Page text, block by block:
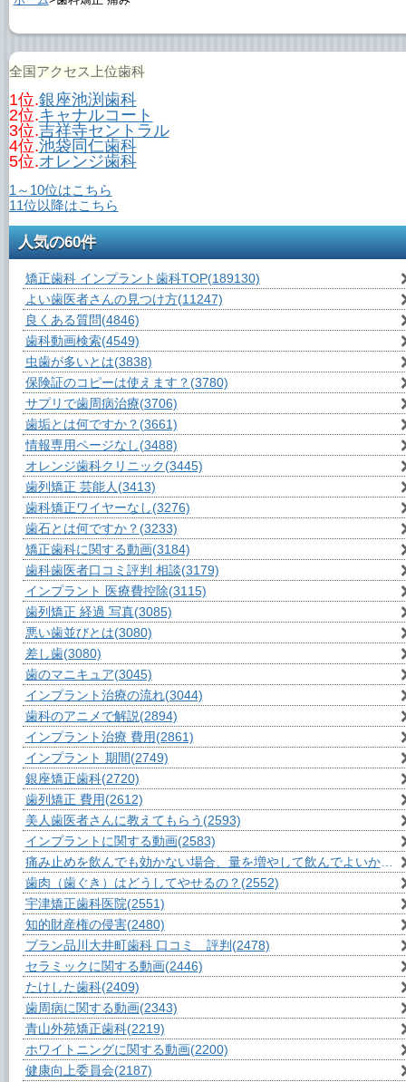
全国アクセス上位歯科
1位.銀座池渕歯科
2位.キャナルコート
3位.吉祥寺セントラル
4位.池袋同仁歯科
5位.オレンジ歯科
1～10位はこちら
11位以降はこちら
人気の60件
矯正歯科 インプラント歯科TOP(189130)
よい歯医者さんの見つけ方(11247)
良くある質問(4846)
歯科動画検索(4549)
虫歯が多いとは(3838)
保険証のコピーは使えます？ (3780)
サプリで歯周病治療(3706)
歯垢とは何ですか？ (3661)
情報専用ページなし(3488)
オレンジ歯科クリニック(3445)
歯列矯正 芸能人 (3413)
歯科矯正ワイヤーなし(3276)
歯石とは何ですか？ (3233)
矯正歯科に関する動画(3184)
歯科歯医者口コミ評判 相談(3179)
インプラント 医療費控除(3115)
歯列矯正 経過 写真(3085)
悪い歯並びとは(3080)
差し歯(3080)
歯のマニキュア(3045)
インプラント治療の流れ(3044)
歯科のアニメで解説(2894)
インプラント治療 費用(2861)
インプラント 期間(2749)
銀座矯正歯科(2720)
歯列矯正 費用(2612)
美人歯医者さんに教えてもらう (2593)
インプラントに関する動画(2583)
痛み止めを飲んでも効かない場合、量を増やして飲んでよいか？
歯肉（歯ぐき）はどうしてやせるの？ (2552)
宇津矯正歯科医院(2551)
知的財産権の侵害(2480)
ブラン品川大井町歯科 口コミ 評判 (2478)
セラミックに関する動画(2446)
たけした歯科(2409)
歯周病に関する動画(2343)
青山外苑矯正歯科(2219)
ホワイトニングに関する動画(2200)
健康向上委員会(2187)